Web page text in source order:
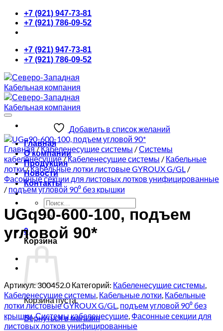
Skip
content
+7 (921) 947-73-81
+7 (921) 786-09-52
+7 (921) 947-73-81
+7 (921) 786-09-52
Главная
О компании
Продукция
Новости
Контакты
Искать:
0
Корзина
Корзина пуста.
Вернуться в магазин
Добавить в список желаний
Главная/Кабеленесущие системы /Системы
кабеленесущие/Кабеленесущие системы / Кабельные
лотки/Кабельные лотки листовые GYROUX G/GL /
Фасонные секции для листовых лотков унифицированные
/ подъем угловой 90⁰ без крышки
UGq90-600-100, подъем
угловой 90*
Артикул:300452.0 Категорий: Кабеленесущие системы,
Кабеленесущие системы, Кабельные лотки, Кабельные
лотки листовые GYROUX G/GL, подъем угловой 90⁰ без
крышки,Системы кабеленесущие, Фасонные секции для
листовых лотков унифицированные